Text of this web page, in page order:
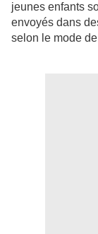
jeunes enfants
envoyés dans
selon le mode